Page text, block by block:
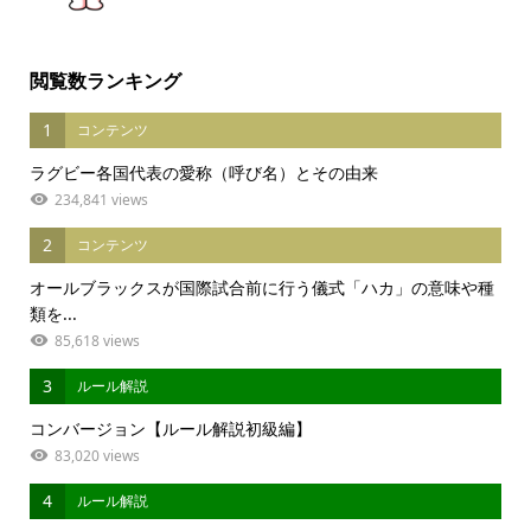
閲覧数ランキング
1 コンテンツ
ラグビー各国代表の愛称（呼び名）とその由来
234,841 views
2 コンテンツ
オールブラックスが国際試合前に行う儀式「ハカ」の意味や種
類を...
85,618 views
3 ルール解説
コンバージョン【ルール解説初級編】
83,020 views
4 ルール解説